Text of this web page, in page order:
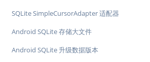
SQLite SimpleCursorAdapter 适配器
Android SQLite 存储大文件
Android SQLite 升级数据版本